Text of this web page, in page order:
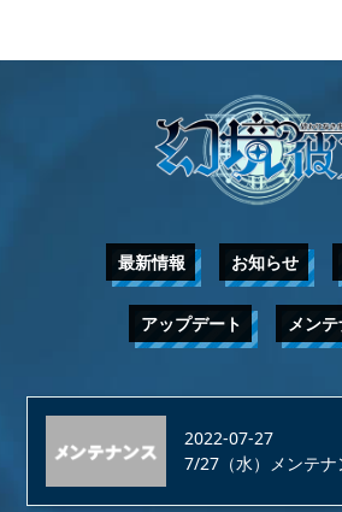
最新情報 お知らせ
アップデート メン
2022-07-27
7/27（水）メンテ